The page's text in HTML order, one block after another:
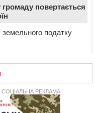
повертається
земельного податку
черкаські
України
ще день
на зустріч із
СОЦІАЛЬНА РЕКЛАМА